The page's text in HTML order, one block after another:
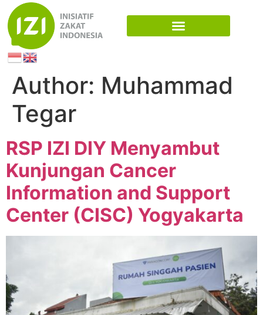
Author: Muhammad
Tegar
RSP IZI DIY Menyambut
Kunjungan Cancer
Information and Support
Center (CISC) Yogyakarta